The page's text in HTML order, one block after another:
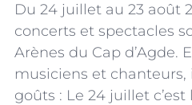
Du 24 juillet au 23 août
concerts et spectacles
Arènes du Cap d’Agde.
musiciens et chanteurs,
goûts : Le 24 juillet